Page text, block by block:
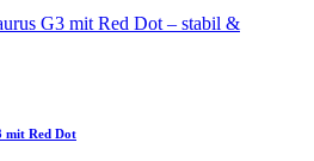
mit Red Dot